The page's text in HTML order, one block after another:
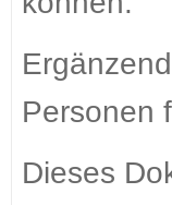
Personen
Dieses